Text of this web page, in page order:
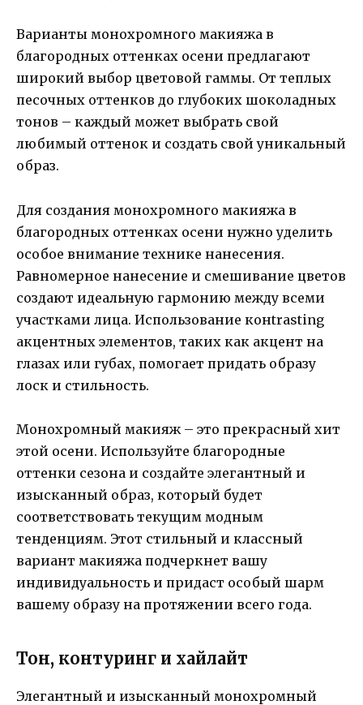
Варианты монохромного макияжа в
благородных оттенках осени предлагают
широкий выбор цветовой гаммы. От теплых
песочных оттенков до глубоких шоколадных
тонов – каждый может выбрать свой
любимый оттенок и создать свой уникальный
образ.
Для создания монохромного макияжа в
благородных оттенках осени нужно уделить
особое внимание технике нанесения.
Равномерное нанесение и смешивание цветов
создают идеальную гармонию между всеми
участками лица. Использование конtrasting
акцентных элементов, таких как акцент на
глазах или губах, помогает придать образу
лоск и стильность.
Монохромный макияж – это прекрасный хит
этой осени. Используйте благородные
оттенки сезона и создайте элегантный и
изысканный образ, который будет
соответствовать текущим модным
тенденциям. Этот стильный и классный
вариант макияжа подчеркнет вашу
индивидуальность и придаст особый шарм
вашему образу на протяжении всего года.
Тон, контуринг и хайлайт
Элегантный и изысканный монохромный